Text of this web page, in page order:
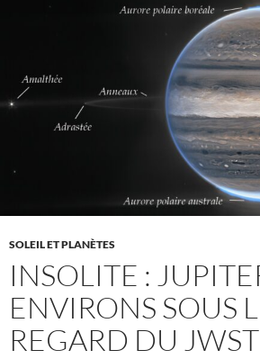
SOLEIL ET PLANÈTES
INSOLITE :
ENVIRONS SOUS
REGARD DU JWST